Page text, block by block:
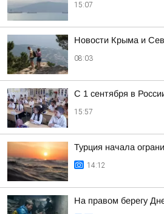
15:07
Новости Крыма и
08:03
С 1 сентября в
15:57
Турция начала
14:12
На правом берегу